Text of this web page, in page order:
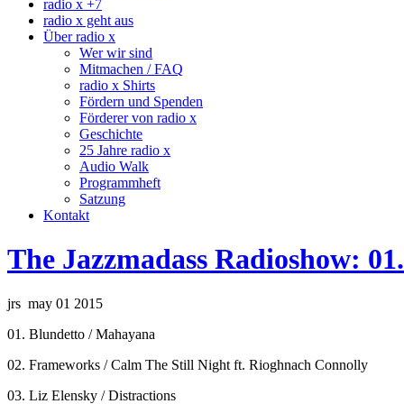
radio x +7
radio x geht aus
Über radio x
Wer wir sind
Mitmachen / FAQ
radio x Shirts
Fördern und Spenden
Förderer von radio x
Geschichte
25 Jahre radio x
Audio Walk
Programmheft
Satzung
Kontakt
The Jazzmadass Radioshow:
jrs may 01 2015
01. Blundetto / Mahayana
02. Frameworks / Calm The Still Night ft. Rioghnach Connolly
03. Liz Elensky / Distractions